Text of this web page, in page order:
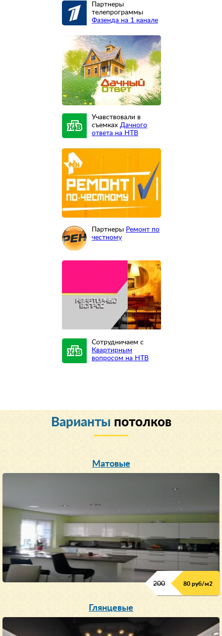
Партнеры
телепрограммы
Фазенда на 1 канале
Учавствовали в
съемках Дачного
ответа на НТВ
Партнеры Ремонт по
честному
Сотрудничаем с
Квартирным
вопросом на НТВ
Варианты потолков
Матовые
200 80 руб/м2
Глянцевые